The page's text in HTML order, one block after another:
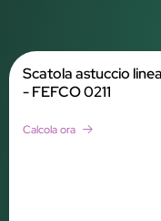
Scatola astuccio
- FEFCO 0211
Calcola ora